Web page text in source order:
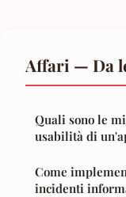
Affari — Da
Quali sono le
usabilità di
Come
incidenti